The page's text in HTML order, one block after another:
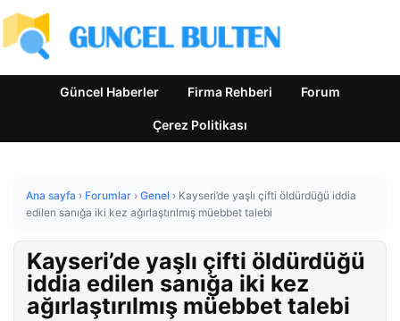
Güncel Haberler Firma Rehberi Forum
Çerez Politikası
Ana sayfa › Forumlar › Genel › Kayseri’de yaşlı çifti öldürdüğü iddia
edilen sanığa iki kez ağırlaştırılmış müebbet talebi
Kayseri’de yaşlı çifti öldürdüğü
iddia edilen sanığa iki kez
ağırlaştırılmış müebbet talebi